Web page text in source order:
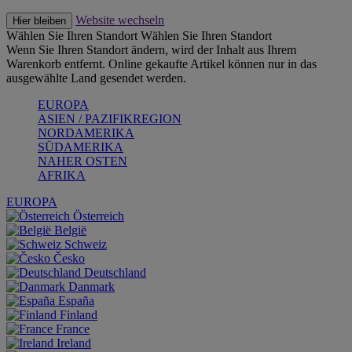
Hier bleiben
Website wechseln
Wählen Sie Ihren Standort Wählen Sie Ihren Standort
Wenn Sie Ihren Standort ändern, wird der Inhalt aus Ihrem
Warenkorb entfernt. Online gekaufte Artikel können nur in das
ausgewählte Land gesendet werden.
EUROPA
ASIEN / PAZIFIKREGION
NORDAMERIKA
SÜDAMERIKA
NAHER OSTEN
AFRIKA
EUROPA
Österreich
België
Schweiz
Česko
Deutschland
Danmark
España
Finland
France
Ireland